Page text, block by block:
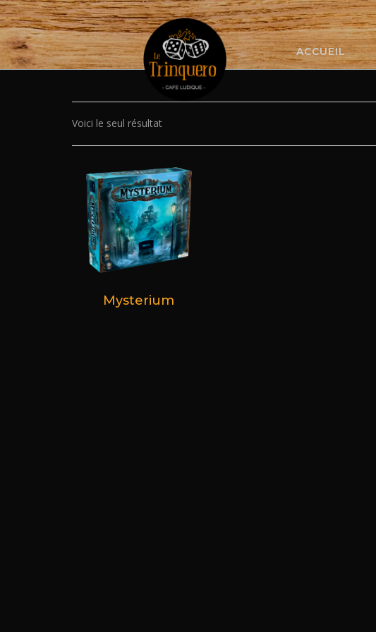
Skip
to
content
ACCUEIL
Voici le seul résultat
Mysterium